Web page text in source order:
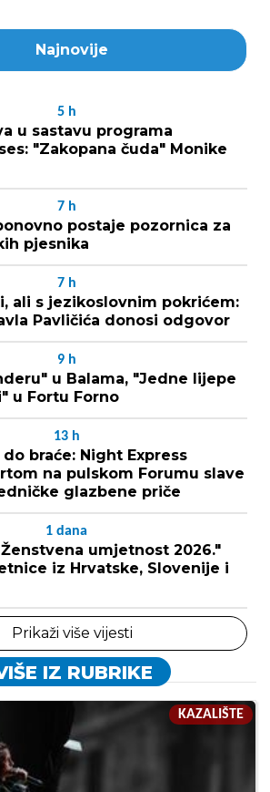
Najnovije
5 h
u sastavu programa
"Zakopana čuda" Monike
7 h
postaje pozornica za
pjesnika
7 h
ali s jezikoslovnim pokrićem:
Pavličića donosi odgovor
9 h
u Balama, "Jedne lijepe
u Fortu Forno
13 h
braće: Night Express
na pulskom Forumu slave
glazbene priče
1 dana
umjetnost 2026."
iz Hrvatske, Slovenije i
Prikaži više vijesti
IZ RUBRIKE
KAZALIŠTE